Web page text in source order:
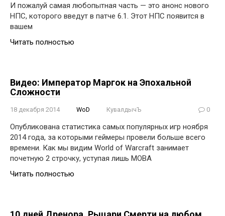
И пожалуй самая любопытная часть — это анонс нового
НПС, которого введут в патче 6.1. Этот НПС появится в
вашем
Читать полностью
Видео: Император Маргок на Эпохальной
Сложности
18 декабря 2014 WoD КувалдычЪ 0
Опубликована статистика самых популярных игр ноября
2014 года, за которыми геймеры провели больше всего
времени. Как мы видим World of Warcraft занимает
почетную 2 строчку, уступая лишь MOBA
Читать полностью